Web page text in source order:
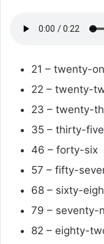
21 – twenty-
22 – twenty-
23 – twenty-
35 – thirty-five
46 – forty-six
57 – fifty-
68 – sixty-
79 – seventy-
82 – eighty-